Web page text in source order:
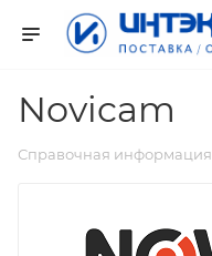
Novicam
Справочная информация